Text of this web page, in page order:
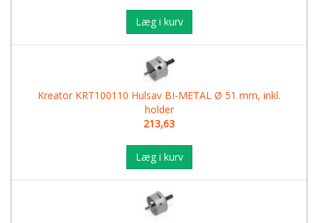
Læg i kurv
Kreator KRT100110 Hulsav BI-METAL Ø 51 mm, inkl.
holder
213,63
Læg i kurv